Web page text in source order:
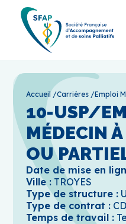
Accueil /Carrières /Emploi
10-USP/
MÉDECIN
OU
Date de mise en
Ville : TROYES
Type de structure :
Type de contrat :
Temps de travail :